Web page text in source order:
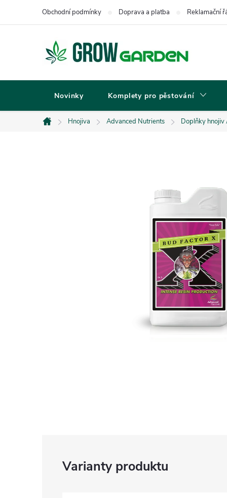
Obchodní podmínky Doprava a platba Reklamační
Novinky Komplety pro pěstování
Domů
Hnojiva Advanced Nutrients Doplňky hnojiv